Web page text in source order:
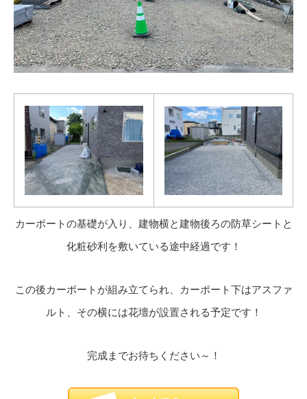
カーポートの基礎が入り、建物横と建物後ろの防草シートと
化粧砂利を敷いている途中経過です！
この後カーポートが組み立てられ、カーポート下はアスファ
ルト、その横には花壇が設置される予定です！
完成までお待ちください～！